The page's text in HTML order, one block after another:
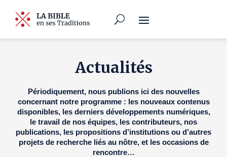
Actualités
Périodiquement, nous publions ici des nouvelles
concernant notre programme : les nouveaux contenus
disponibles, les derniers développements numériques,
le travail de nos équipes, les contributeurs, nos
publications, les propositions d’institutions ou d’autres
projets de recherche liés au nôtre, et les occasions de
rencontre…